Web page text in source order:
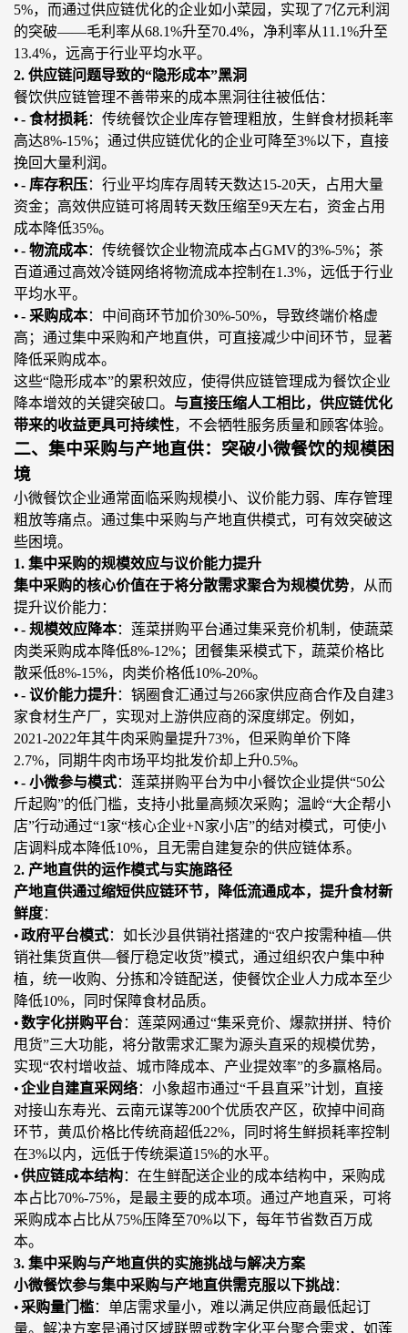
5%，而通过供应链优化的企业如小菜园，实现了7亿元利润
的突破——毛利率从68.1%升至70.4%，净利率从11.1%升至
13.4%，远高于行业平均水平。
2. 供应链问题导致的“隐形成本”黑洞
餐饮供应链管理不善带来的成本黑洞往往被低估：
•- 食材损耗：传统餐饮企业库存管理粗放，生鲜食材损耗率
高达8%-15%；通过供应链优化的企业可降至3%以下，直接
挽回大量利润。
•- 库存积压：行业平均库存周转天数达15-20天，占用大量
资金； 高效供应链可将周转天数压缩至9天左右，资金占用
成本降低35%。
•- 物流成本：传统餐饮企业物流成本占GMV的3%-5%； 茶
百道通过高效冷链网络将物流成本控制在1.3%，远低于行业
平均水平。
•- 采购成本：中间商环节加价30%-50%，导致终端价格虚
高 ；通过集中采购和产地直供，可直接减少中间环节，显著
降低采购成本。
这些“隐形成本”的累积效应，使得供应链管理成为餐饮企业
降本增效的关键突破口。 与直接压缩人工相比，供应链优化
带来的收益更具可持续性，不会牺牲服务质量和顾客体验。
二、集中采购与产地直供：突破小微餐饮的规模困
境
小微餐饮企业通常面临采购规模小、议价能力弱、库存管理
粗放等痛点。通过集中采购与产地直供模式，可有效突破这
些困境。
1. 集中采购的规模效应与议价能力提升
集中采购的核心价值在于将分散需求聚合为规模优势，从而
提升议价能力：
•- 规模效应降本：莲菜拼购平台通过集采竞价机制，使蔬菜
肉类采购成本降低8%-12%；团餐集采模式下，蔬菜价格比
散采低8%-15%，肉类价格低10%-20%。
•- 议价能力提升：锅圈食汇通过与266家供应商合作及自建3
家食材生产厂，实现对上游供应商的深度绑定。例如，
2021-2022年其牛肉采购量提升73%，但采购单价下降
2.7%，同期牛肉市场平均批发价却上升0.5%。
•- 小微参与模式：莲菜拼购平台为中小餐饮企业提供“50公
斤起购”的低门槛，支持小批量高频次采购；温岭“大企帮小
店”行动通过“1家“核心企业+N家小店”的结对模式，可使小
店调料成本降低10%，且无需自建复杂的供应链体系。
2. 产地直供的运作模式与实施路径
产地直供通过缩短供应链环节，降低流通成本，提升食材新
鲜度：
•政府平台模式：如长沙县供销社搭建的“农户按需种植—供
销社集货直供—餐厅稳定收货”模式，通过组织农户集中种
植，统一收购、分拣和冷链配送，使餐饮企业人力成本至少
降低10%，同时保障食材品质。
•数字化拼购平台：莲菜网通过“集采竞价、爆款拼拼、特价
甩货”三大功能，将分散需求汇聚为源头直采的规模优势，
实现“农村增收益、城市降成本、产业提效率”的多赢格局。
•企业自建直采网络：小象超市通过“千县直采”计划，直接
对接山东寿光、云南元谋等200个优质农产区，砍掉中间商
环节，黄瓜价格比传统商超低22%，同时将生鲜损耗率控制
在3%以内，远低于传统渠道15%的水平。
•供应链成本结构：在生鲜配送企业的成本结构中，采购成
本占 比70%-75%，是最主要的成本项。通过产地直采，可将
采购成本占比从75%压 降至70%以下，每年节省数百万成
本。
3. 集中采购与产地直供的实施挑战与解决方案
小微餐饮参与集中采购与产地直供需克服以下挑战：
• 采购量门槛：单店需求量小，难以满足供应商最低起订
量。解决方案是通过区域联盟或数字化平台聚合需求，如莲